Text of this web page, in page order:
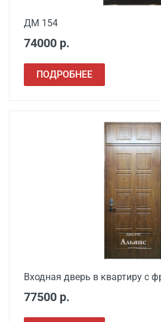
ДМ 154
74000 р.
ПОДРОБНЕЕ
Входная дверь в квартиру с
77500 р.